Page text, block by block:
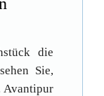
die
Sie,
Avantipur